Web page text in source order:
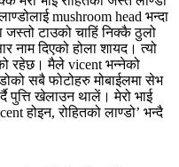
mushroom head भन्दा
जस्तो टाउको चाहिं निक्कै ठुलो
नाम दिएको होला शायद। त्यो
रहेछ। मैले vicent भन्नेको
सबै फोटोहरु मोबाईलमा सेभ
पुत्ति खेलाउन थालें। मेरो भाई
होइन, रोहितको लाण्डो’ भन्दै